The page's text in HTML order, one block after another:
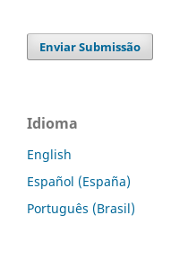
Enviar Submissão
Idioma
English
Español (España)
Português (Brasil)